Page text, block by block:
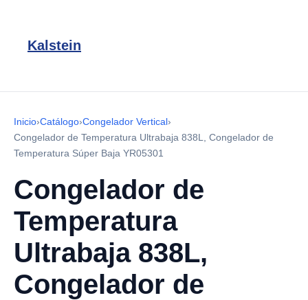
Kalstein
Inicio›Catálogo›Congelador Vertical›
Congelador de Temperatura Ultrabaja 838L, Congelador de
Temperatura Súper Baja YR05301
Congelador de
Temperatura
Ultrabaja 838L,
Congelador de